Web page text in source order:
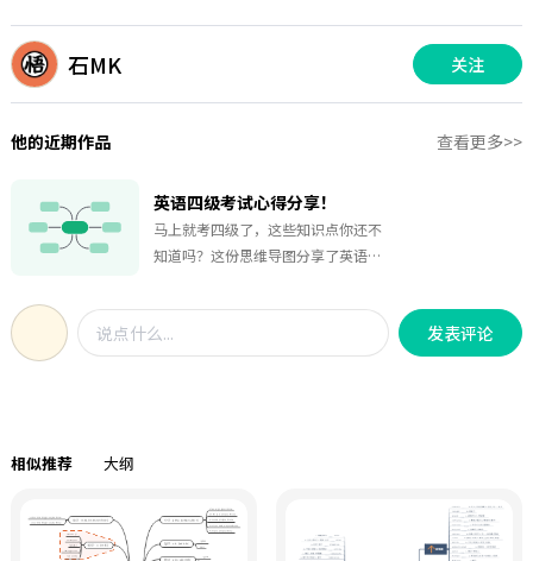
石MK 关注
他的近期作品 查看更多>>
英语四级考试心得分享！
马上就考四级了，这些知识点你还不
知道吗？这份思维导图分享了英语四
力、选词填空、段意匹配、阅读理
解、汉译英这六类题型的技巧。分享
给大家，祝大家考得好分数。
发表评论
相似推荐 大纲